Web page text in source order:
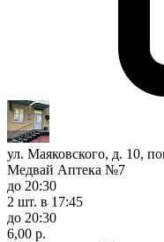
ул. Маяковского, д. 10,
Медвай Аптека №7
до 20:30
2 шт. в 17:45
до 20:30
6,00 р.